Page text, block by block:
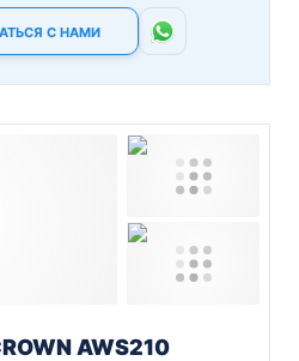
С НАМИ
AWS210